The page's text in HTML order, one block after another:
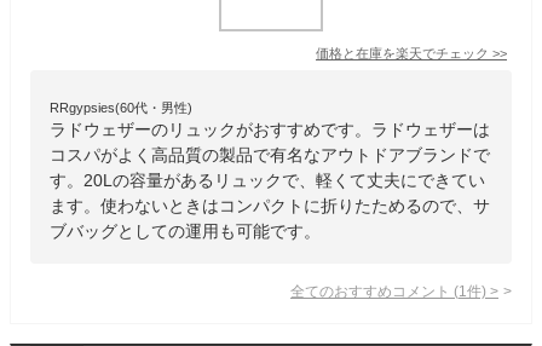
価格と在庫を楽天でチェック >>
RRgypsies(60代・男性)
ラドウェザーのリュックがおすすめです。ラドウェザーは
コスパがよく高品質の製品で有名なアウトドアブランドで
す。20Lの容量があるリュックで、軽くて丈夫にできてい
ます。使わないときはコンパクトに折りたためるので、サ
ブバッグとしての運用も可能です。
全てのおすすめコメント (1 件) >